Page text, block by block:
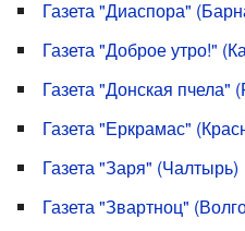
Газета "Диаспора"
Газета "Доброе утро!"
Газета "Донская пчела"
Газета "Еркрамас"
Газета "Заря" (Чалтырь)
Газета "Звартноц"